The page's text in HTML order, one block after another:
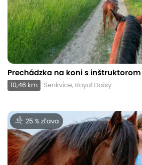
Prechádzka na koni s inštruktorom
10,46 km Šenkvice, Royal Daisy
25 % zľava